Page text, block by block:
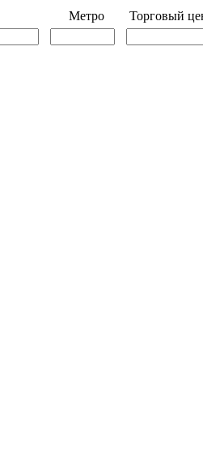
Метро Торговый